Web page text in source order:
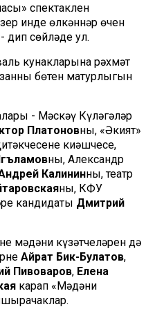
спектаклен
инде өлкәннәр өчен
дип сөйләде ул.
кунакларына рәхмәт
бөтен матурлыгын
- Мәскәү Күләгәләр
Платоновны, «Әкият»
киңәшчесе,
ны, Александр
Калининны, театр
ны, КФУ
кандидаты Дмитрий
мәдәни күзәтчеләрен дә
Айрат Бик-Булатов,
Пивоваров, Елена
карап «Мәдәни